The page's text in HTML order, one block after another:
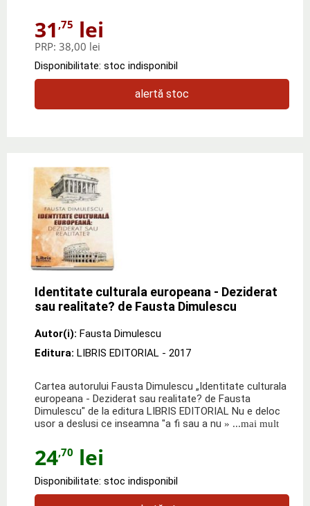
31 ,75 lei
PRP: 38,00 lei
Disponibilitate: stoc indisponibil
alertă stoc
Identitate culturala europeana - Deziderat
sau realitate? de Fausta Dimulescu
Autor(i): Fausta Dimulescu
Editura: LIBRIS EDITORIAL - 2017
Cartea autorului Fausta Dimulescu „Identitate culturala
europeana - Deziderat sau realitate? de Fausta
Dimulescu" de la editura LIBRIS EDITORIAL Nu e deloc
usor a deslusi ce inseamna "a fi sau a nu » ...mai mult
24,70 lei
Disponibilitate: stoc indisponibil